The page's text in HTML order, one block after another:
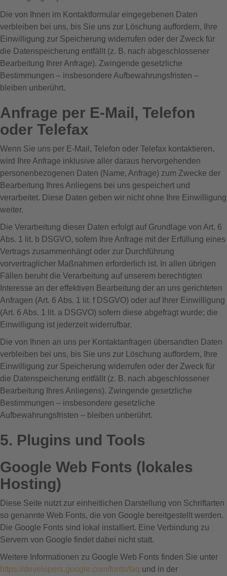
Die von Ihnen im Kontaktformular eingegebenen Daten
verbleiben bei uns, bis Sie uns zur Löschung auffordern, Ihre
Einwilligung zur Speicherung widerrufen oder der Zweck für
die Datenspeicherung entfällt (z. B. nach abgeschlossener
Bearbeitung Ihrer Anfrage). Zwingende gesetzliche
Bestimmungen – insbesondere Aufbewahrungsfristen –
bleiben unberührt.
Anfrage per E-Mail, Telefon
oder Telefax
Wenn Sie uns per E-Mail, Telefon oder Telefax kontaktieren,
wird Ihre Anfrage inklusive aller daraus hervorgehenden
personenbezogenen Daten (Name, Anfrage) zum Zwecke der
Bearbeitung Ihres Anliegens bei uns gespeichert und
verarbeitet. Diese Daten geben wir nicht ohne Ihre Einwilligung
weiter.
Die Verarbeitung dieser Daten erfolgt auf Grundlage von Art. 6
Abs. 1 lit. b DSGVO, sofern Ihre Anfrage mit der Erfüllung eines
Vertrags zusammenhängt oder zur Durchführung
vorvertraglicher Maßnahmen erforderlich ist. In allen übrigen
Fällen beruht die Verarbeitung auf unserem berechtigten
Interesse an der effektiven Bearbeitung der an uns gerichteten
Anfragen (Art. 6 Abs. 1 lit. f DSGVO) oder auf Ihrer Einwilligung
(Art. 6 Abs. 1 lit. a DSGVO) sofern diese abgefragt wurde; die
Einwilligung ist jederzeit widerrufbar.
Die von Ihnen an uns per Kontaktanfragen übersandten Daten
verbleiben bei uns, bis Sie uns zur Löschung auffordern, Ihre
Einwilligung zur Speicherung widerrufen oder der Zweck für
die Datenspeicherung entfällt (z. B. nach abgeschlossener
Bearbeitung Ihres Anliegens). Zwingende gesetzliche
Bestimmungen – insbesondere gesetzliche
Aufbewahrungsfristen – bleiben unberührt.
5. Plugins und Tools
Google Web Fonts (lokales
Hosting)
Diese Seite nutzt zur einheitlichen Darstellung von Schriftarten
so genannte Web Fonts, die von Google bereitgestellt werden.
Die Google Fonts sind lokal installiert. Eine Verbindung zu
Servern von Google findet dabei nicht statt.
Weitere Informationen zu Google Web Fonts finden Sie unter
https://developers.google.com/fonts/faq und in der